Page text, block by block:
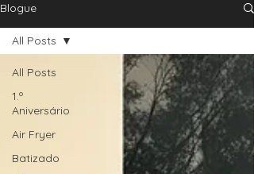
Blogue
All Posts
1.º
Aniversário
Air Fryer
Batizado
All Posts